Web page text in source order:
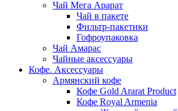
Чай Мега Арарат
Чай в пакете
Фильтр-пакетики
Гофроупаковка
Чай Амарас
Чайные аксессуары
Кофе. Аксессуары
Армянский кофе
Кофе Gold Ararat Product
Кофе Royal Armenia